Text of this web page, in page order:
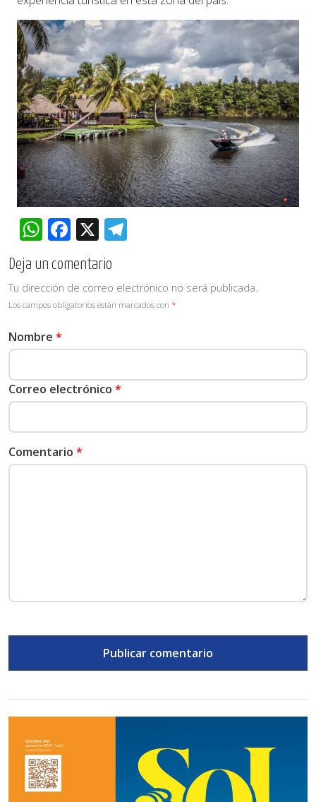
WhatsApp
Facebook
X
Deja un comentario
Tu dirección de correo electrónico no será publicada.
Los campos obligatorios están marcados con *
Nombre *
Correo electrónico *
Comentario *